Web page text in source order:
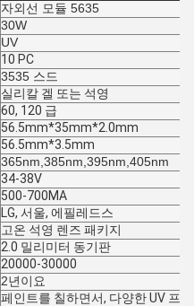
자외선 모듈 5635
30W
UV
10 PC
3535 스드
실리칼 겔 또는 석영
60, 120 급
56.5mm*35mm*2.0mm
56.5mm*3.5mm
365nm,385nm,395nm,405nm
34-38V
500-700MA
LG, 서울, 에필레드스
고온 석영 렌즈 패키지
2.0 밀리미터 동기판
20000-30000
2년이요
페인트를 칠하면서, 다양한 UV 프